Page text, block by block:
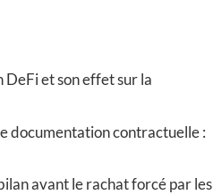
et son effet sur la
documentation contractuelle :
avant le rachat forcé par les